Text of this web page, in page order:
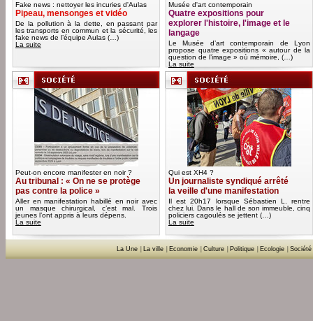
Fake news : nettoyer les incuries d'Aulas
Pipeau, mensonges et vidéo
De la pollution à la dette, en passant par
les transports en commun et la sécurité, les
fake news de l’équipe Aulas (…)
La suite
Musée d'art contemporain
Quatre expositions pour
explorer l'histoire, l'image et le
langage
Le Musée d’art contemporain de Lyon
propose quatre expositions « autour de la
question de l’image » où mémoire, (…)
La suite
Peut-on encore manifester en noir ?
Au tribunal : « On ne se protège
pas contre la police »
Aller en manifestation habillé en noir avec
un masque chirurgical, c’est mal. Trois
jeunes l’ont appris à leurs dépens.
La suite
Qui est XH4 ?
Un journaliste syndiqué arrêté
la veille d'une manifestation
Il est 20h17 lorsque Sébastien L. rentre
chez lui. Dans le hall de son immeuble, cinq
policiers cagoulés se jettent (…)
La suite
La Une La ville Economie Culture Politique Ecologie Société